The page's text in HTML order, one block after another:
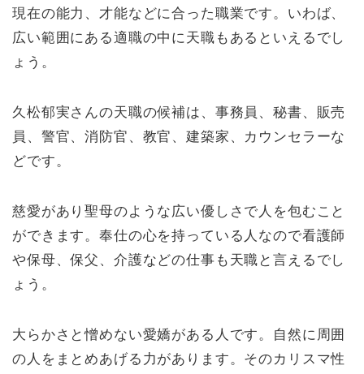
現在の能力、才能などに合った職業です。いわば、
広い範囲にある適職の中に天職もあるといえるでし
ょう。
久松郁実さんの天職の候補は、事務員、秘書、販売
員、警官、消防官、教官、建築家、カウンセラーな
どです。
慈愛があり聖母のような広い優しさで人を包むこと
ができます。奉仕の心を持っている人なので看護師
や保母、保父、介護などの仕事も天職と言えるでし
ょう。
大らかさと憎めない愛嬌がある人です。自然に周囲
の人をまとめあげる力があります。そのカリスマ性